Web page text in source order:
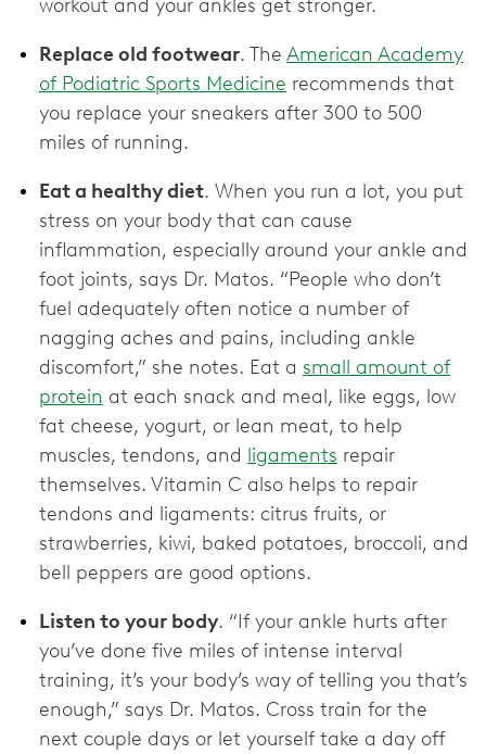
workout and your ankles get stronger.
Replace old footwear. The American Academy
of Podiatric Sports Medicine recommends that
you replace your sneakers after 300 to 500
miles of running.
Eat a healthy diet. When you run a lot, you put
stress on your body that can cause
inflammation, especially around your ankle and
foot joints, says Dr. Matos. “People who don’t
fuel adequately often notice a number of
nagging aches and pains, including ankle
discomfort,” she notes. Eat a small amount of
protein at each snack and meal, like eggs, low
fat cheese, yogurt, or lean meat, to help
muscles, tendons, and ligaments repair
themselves. Vitamin C also helps to repair
tendons and ligaments: citrus fruits, or
strawberries, kiwi, baked potatoes, broccoli, and
bell peppers are good options.
Listen to your body. “If your ankle hurts after
you’ve done five miles of intense interval
training, it’s your body’s way of telling you that’s
enough,” says Dr. Matos. Cross train for the
next couple days or let yourself take a day off